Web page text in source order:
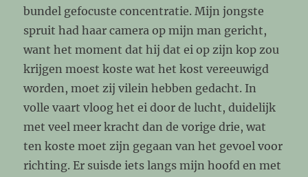
bundel gefocuste concentratie. Mijn jongste
spruit had haar camera op mijn man gericht,
want het moment dat hij dat ei op zijn kop zou
krijgen moest koste wat het kost vereeuwigd
worden, moet zij vilein hebben gedacht. In
volle vaart vloog het ei door de lucht, duidelijk
met veel meer kracht dan de vorige drie, wat
ten koste moet zijn gegaan van het gevoel voor
richting. Er suisde iets langs mijn hoofd en met